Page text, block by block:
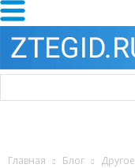
Главная Блог Другое